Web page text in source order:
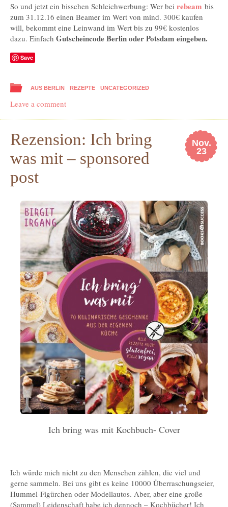
So und jetzt ein bisschen Schleichwerbung: Wer bei rebeam bis
zum 31.12.16 einen Beamer im Wert von mind. 300€ kaufen
will, bekommt eine Leinwand im Wert bis zu 99€ kostenlos
dazu. Einfach Gutscheincode Berlin oder Potsdam eingeben.
Save
AUS BERLIN REZEPTE UNCATEGORIZED
Leave a comment
Nov.
23
Rezension: Ich bring
was mit – sponsored
post
Ich bring was mit Kochbuch- Cover
Ich würde mich nicht zu den Menschen zählen, die viel und
gerne sammeln. Bei uns gibt es keine 10000 Überraschungseier,
Hummel-Figürchen oder Modellautos. Aber, aber eine große
(Sammel) Leidenschaft habe ich dennoch – Kochbücher! Ich